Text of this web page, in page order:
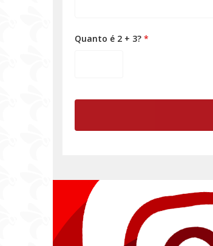
Quanto é 2 + 3? *